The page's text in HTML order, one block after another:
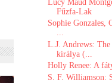
Lucy Maud
Fűzfa-Lak
Sophie Gonzales,
...
L.J. Andrews:
királya (...
Holly Renee: A
S. F. Williamson: